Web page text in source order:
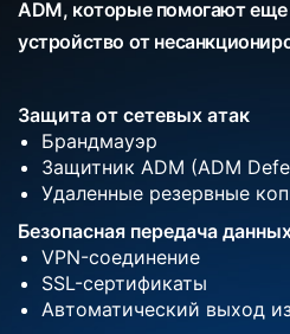
ADM, которые помогают
устройство от
Защита от сетевых атак
Брандмауэр
Защитник ADM (ADM
Удаленные резервные
Безопасная передача
VPN-соединение
SSL-сертификаты
Автоматический выход